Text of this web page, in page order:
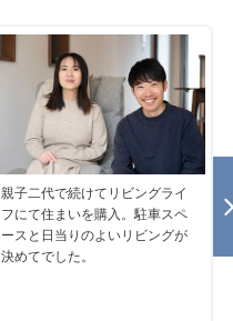
親子二代で続けてリビングライ
フにて住まいを購入。駐車スペ
ースと日当りのよいリビングが
決めてでした。